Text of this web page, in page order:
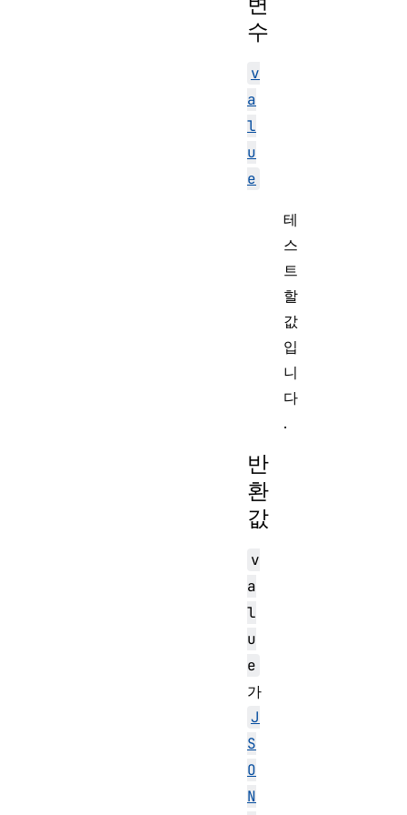
수
v
a
l
u
e
테
스
트
할
값
입
니
다
.
반
환
값
v
a
l
u
e
가
J
S
O
N